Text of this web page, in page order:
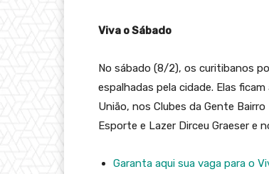
Viva o Sábado
No sábado (8/2), os curitibanos
espalhadas pela cidade. Elas
União, nos Clubes da Gente
Esporte e Lazer Dirceu Graeser e
Garanta aqui sua vaga para o